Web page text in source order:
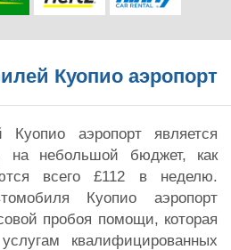
Куопио аэропорт
Куопио аэропорт является
на небольшой бюджет, как
всего £112 в неделю.
Куопио аэропорт
пробоя помощи, которая
квалифицированных